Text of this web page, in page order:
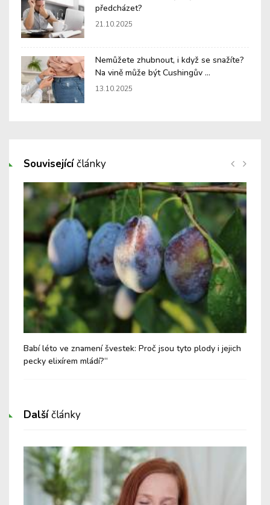
předcházet?
21.10.2025
Nemůžete zhubnout, i když se snažíte?
Na vině může být Cushingův ...
13.10.2025
Souvisejícíčlánky
Babí léto ve znamení švestek: Proč jsou tyto plody i jejich
pecky elixírem mládí?“
Dalšíčlánky